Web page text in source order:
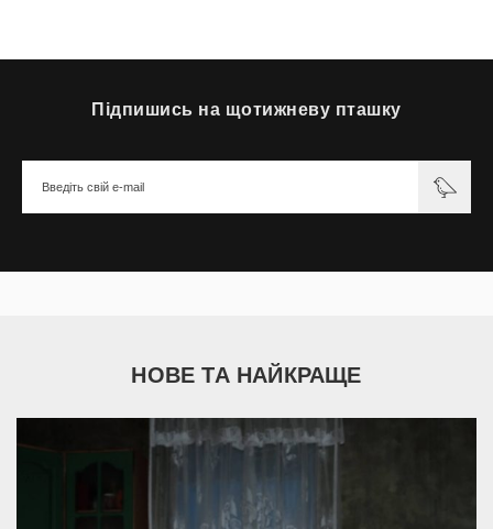
Підпишись на щотижневу пташку
НОВЕ ТА НАЙКРАЩЕ